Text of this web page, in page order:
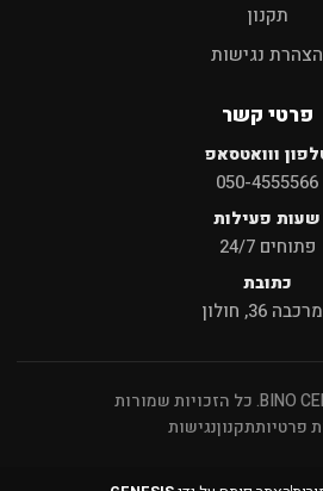
תקנון
הצהרת נגישות
פרטי קשר
ווואטסאפ
050-4555566
שעות פעילות
פתוחים 24/7
כתובת
36, חולון
פרטיותתקנוןנגישות